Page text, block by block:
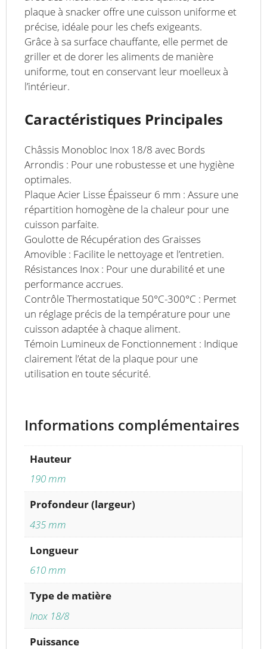
plaque à snacker offre une cuisson uniforme et
précise, idéale pour les chefs exigeants.
Grâce à sa surface chauffante, elle permet de
griller et de dorer les aliments de manière
uniforme, tout en conservant leur moelleux à
l’intérieur.
Caractéristiques Principales
Châssis Monobloc Inox 18/8 avec Bords
Arrondis : Pour une robustesse et une hygiène
optimales.
Plaque Acier Lisse Épaisseur 6 mm : Assure une
répartition homogène de la chaleur pour une
cuisson parfaite.
Goulotte de Récupération des Graisses
Amovible : Facilite le nettoyage et l’entretien.
Résistances Inox : Pour une durabilité et une
performance accrues.
Contrôle Thermostatique 50°C-300°C : Permet
un réglage précis de la température pour une
cuisson adaptée à chaque aliment.
Témoin Lumineux de Fonctionnement : Indique
clairement l’état de la plaque pour une
utilisation en toute sécurité.
Informations complémentaires
Hauteur
190 mm
Profondeur (largeur)
435 mm
Longueur
610 mm
Type de matière
Inox 18/8
Puissance